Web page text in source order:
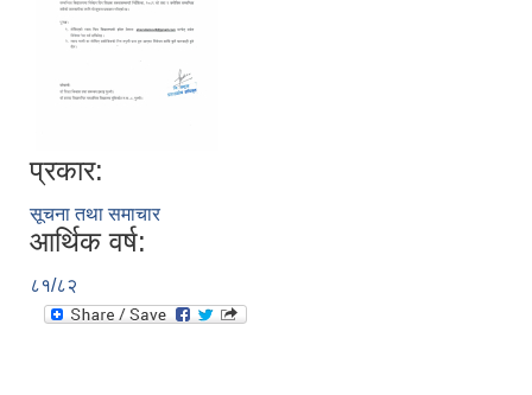
प्रकार:
सूचना तथा समाचार
आर्थिक वर्ष:
८१/८२